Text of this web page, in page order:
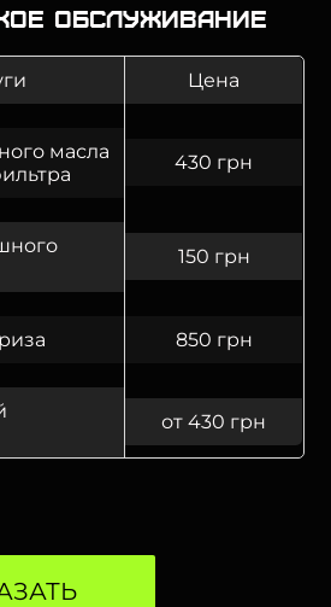
обслуживание
Цена
масла
430 грн
150 грн
850 грн
от 430 грн